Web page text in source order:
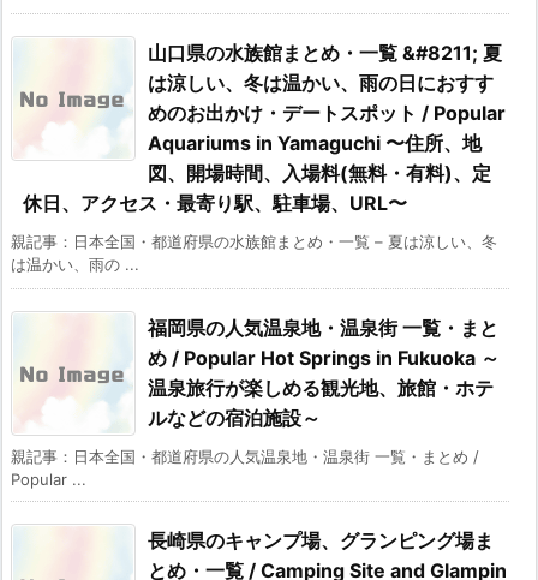
山口県の水族館まとめ・一覧 &#8211; 夏
は涼しい、冬は温かい、雨の日におすす
めのお出かけ・デートスポット / Popular
Aquariums in Yamaguchi 〜住所、地
図、開場時間、入場料(無料・有料)、定
休日、アクセス・最寄り駅、駐車場、URL〜
親記事：日本全国・都道府県の水族館まとめ・一覧 – 夏は涼しい、冬
は温かい、雨の ...
福岡県の人気温泉地・温泉街 一覧・まと
め / Popular Hot Springs in Fukuoka ～
温泉旅行が楽しめる観光地、旅館・ホテ
ルなどの宿泊施設～
親記事：日本全国・都道府県の人気温泉地・温泉街 一覧・まとめ /
Popular ...
長崎県のキャンプ場、グランピング場ま
とめ・一覧 / Camping Site and Glampin